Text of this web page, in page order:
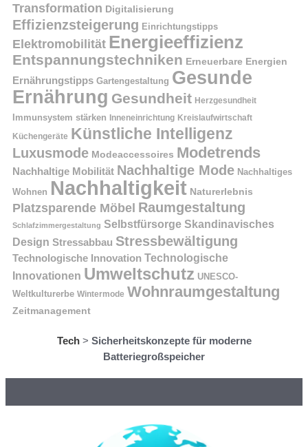
Transformation Digitalisierung
Effizienzsteigerung Einrichtungstipps
Elektromobilität Energieeffizienz
Entspannungstechniken Erneuerbare Energien
Ernährungstipps Gartengestaltung Gesunde
Ernährung Gesundheit Herzgesundheit
Immunsystem stärken Inneneinrichtung Kreislaufwirtschaft
Küchengeräte Künstliche Intelligenz
Luxusmode Modeaccessoires Modetrends
Nachhaltige Mobilität Nachhaltige Mode Nachhaltiges
Wohnen Nachhaltigkeit Naturerlebnis
Platzsparende Möbel Raumgestaltung
Schlafzimmergestaltung Selbstfürsorge Skandinavisches
Design Stressabbau Stressbewältigung
Technologische Innovation Technologische
Innovationen Umweltschutz UNESCO-
Weltkulturerbe Wintermode Wohnraumgestaltung
Zeitmanagement
Tech> Sicherheitskonzepte für moderne
Batteriegroßspeicher